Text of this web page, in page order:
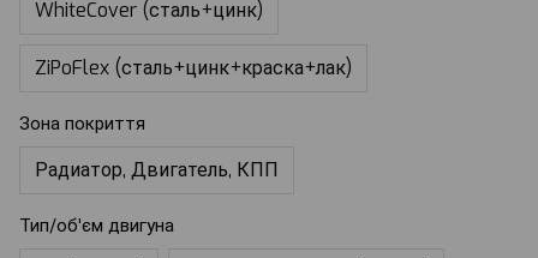
WhiteCover (сталь+цинк)
ZiPoFlex (сталь+цинк+краска+лак)
Зона покриття
Радиатор, Двигатель, КПП
Тип/об'єм двигуна